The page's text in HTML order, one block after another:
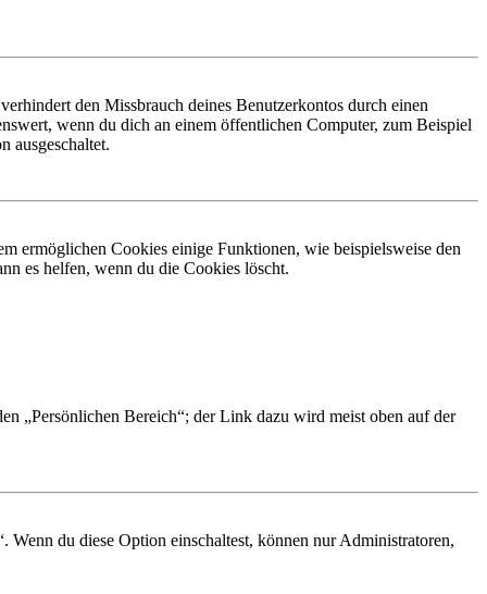
den Missbrauch deines Benutzerkontos durch einen
wenn du dich an einem öffentlichen Computer, zum Beispiel
ausgeschaltet.
ermöglichen Cookies einige Funktionen, wie beispielsweise den
es helfen, wenn du die Cookies löscht.
„Persönlichen Bereich“; der Link dazu wird meist oben auf der
du diese Option einschaltest, können nur Administratoren,